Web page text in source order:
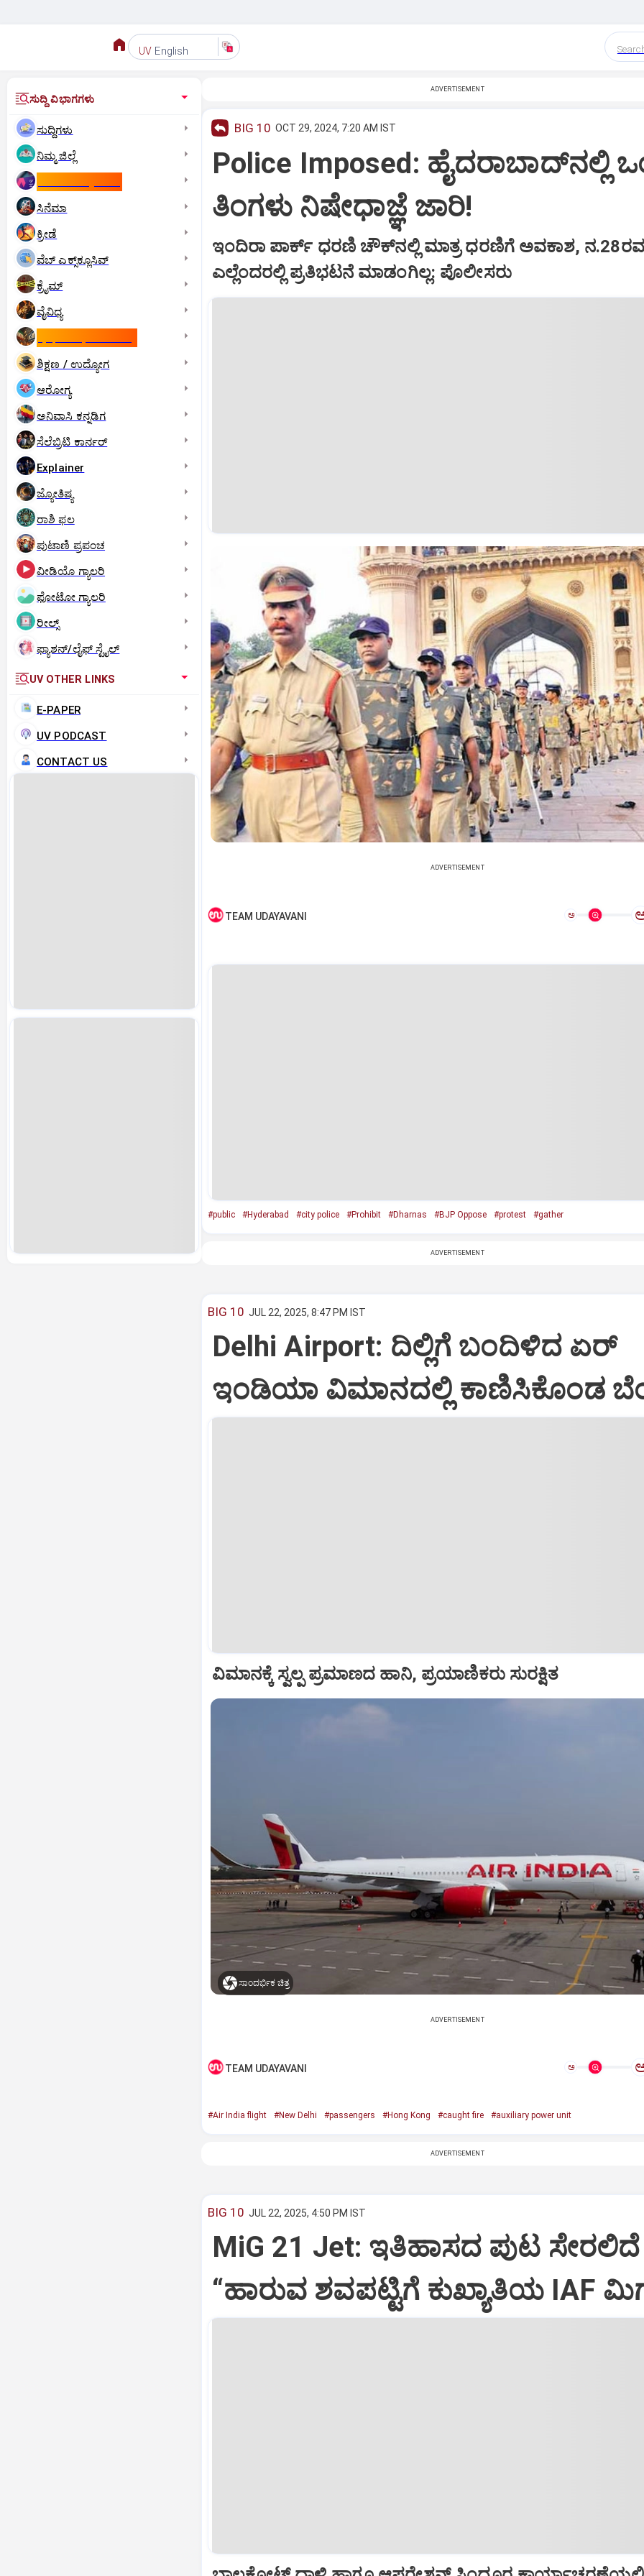
UV English
ಸುದ್ದಿ ವಿಭಾಗಗಳು
ಸುದ್ದಿಗಳು
ನಿಮ್ಮ ಜಿಲ್ಲೆ
ಸಿನೆಮಾ
ಕ್ರೀಡೆ
ವೆಬ್ ಎಕ್ಸ್‌ಕ್ಲೂಸಿವ್
ಕ್ರೈಮ್
ವೈವಿಧ್ಯ
ಶಿಕ್ಷಣ / ಉದ್ಯೋಗ
ಆರೋಗ್ಯ
ಅನಿವಾಸಿ ಕನ್ನಡಿಗ
ಸೆಲೆಬ್ರಿಟಿ ಕಾರ್ನರ್‌
Explainer
ಜ್ಯೋತಿಷ್ಯ
ರಾಶಿ ಫಲ
ಪುಟಾಣಿ ಪ್ರಪಂಚ
ವೀಡಿಯೊ ಗ್ಯಾಲರಿ
ಫೋಟೋ ಗ್ಯಾಲರಿ
ರೀಲ್ಸ್
ಫ್ಯಾಶನ್/ಲೈಫ್‌ ಸ್ಟೈಲ್
UV OTHER LINKS
E-PAPER
UV PODCAST
CONTACT US
ADVERTISEMENT
BIG 10 OCT 29, 2024, 7:20 AM IST
Police Imposed: ಹೈದರಾಬಾದ್‌ನಲ್ಲಿ
ತಿಂಗಳು ನಿಷೇಧಾಜ್ಞೆ ಜಾರಿ!
ಇಂದಿರಾ ಪಾರ್ಕ್‌ ಧರಣಿ ಚೌಕ್‌ನಲ್ಲಿ ಮಾತ್ರ ಧರಣಿಗೆ ಅವಕಾಶ,
ಎಲ್ಲೆಂದರಲ್ಲಿ ಪ್ರತಿಭಟನೆ ಮಾಡಂಗಿಲ್ಲ: ಪೊಲೀಸರು
ADVERTISEMENT
TEAM UDAYAVANI ಅ
#public #Hyderabad #city police #Prohibit #Dharnas #BJP Oppose #protest #gather
ADVERTISEMENT
BIG 10 JUL 22, 2025, 8:47 PM IST
Delhi Airport: ದಿಲ್ಲಿಗೆ ಬಂದಿಳಿದ ಏರ್‌
ಇಂಡಿಯಾ ವಿಮಾನದಲ್ಲಿ ಕಾಣಿಸಿಕೊಂಡ
ವಿಮಾನಕ್ಕೆ ಸ್ವಲ್ಪ ಪ್ರಮಾಣದ ಹಾನಿ, ಪ್ರಯಾಣಿಕರು ಸುರಕ್ಷಿತ
ಸಾಂದರ್ಭಿಕ ಚಿತ್ರ
ADVERTISEMENT
TEAM UDAYAVANI ಅ
#Air India flight #New Delhi #passengers #Hong Kong #caught fire #auxiliary power unit
ADVERTISEMENT
BIG 10 JUL 22, 2025, 4:50 PM IST
MiG 21 Jet: ಇತಿಹಾಸದ ಪುಟ ಸೇರಲಿದೆ
“ಹಾರುವ ಶವಪಟ್ಟಿಗೆ ಕುಖ್ಯಾತಿಯ IAF